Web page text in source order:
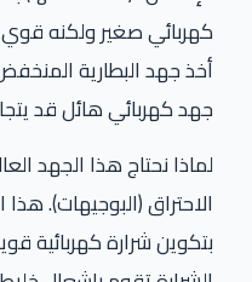
كهربائي صغير ولكنه
جهد كهربائي هائل قد يتجاوز 25,000
لماذا نحتاج هذا الجهد
الاحتراق (البوجيهات).
بتكوين شرارة كهربائية